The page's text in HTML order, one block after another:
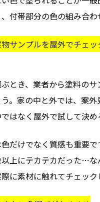
付帯部分の色の組み合
サンプルを屋外でチェッ
とき、業者から塗料の
。家の中と外では、案
はなく屋外で試して決め
だけでなく質感も重要
上にテカテカだった…
に素材に触れてチェック